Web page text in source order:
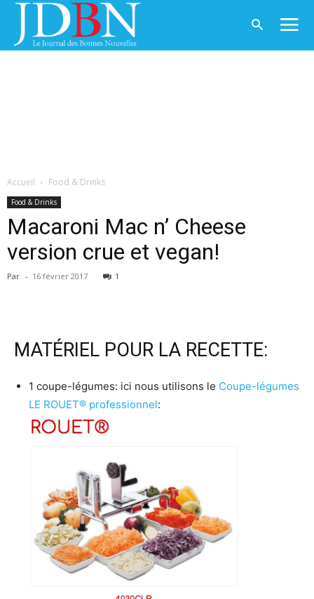
Accueil Food & Drinks
Food & Drinks
Macaroni Mac n’ Cheese
version crue et vegan!
Par - 16 février 2017 1
MATÉRIEL POUR LA RECETTE:
1 coupe-légumes: ici nous utilisons le Coupe-légumes
LE ROUET® professionnel: